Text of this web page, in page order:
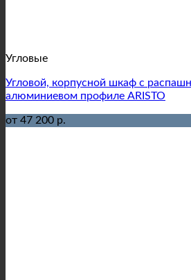
Угловые
Угловой, корпусной шкаф с
алюминиевом профиле ARISTO
от 47 200 р.